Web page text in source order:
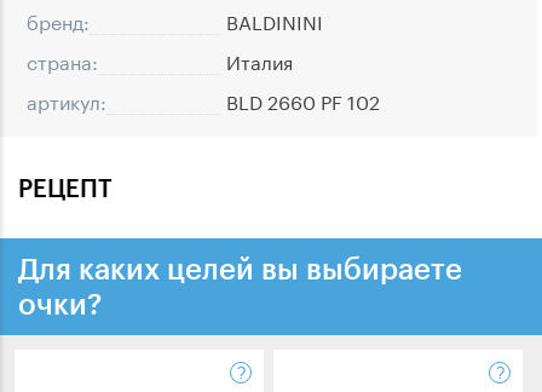
бренд:
BALDININI
страна:
Италия
артикул:
BLD 2660 PF 102
РЕЦЕПТ
Для каких целей вы выбираете
очки?